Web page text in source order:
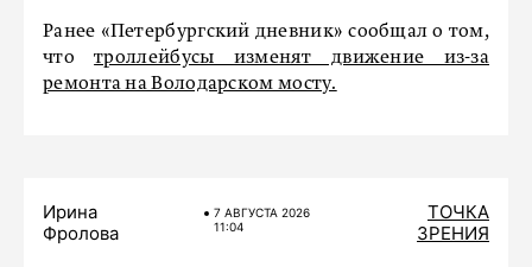
Ранее «Петербургский дневник» сообщал о том,
чтотроллейбусы изменят движение из-за
ремонта на Володарском мосту.
Ирина
Фролова
7 АВГУСТА 2026
11:04
ТОЧКА
ЗРЕНИЯ